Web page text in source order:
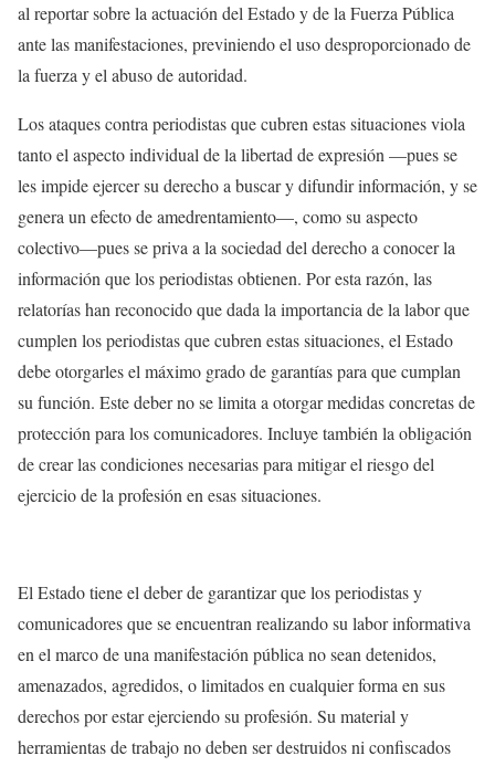
al reportar sobre la actuación del Estado y de la Fuerza Pública
ante las manifestaciones, previniendo el uso desproporcionado de
la fuerza y el abuso de autoridad.
Los ataques contra periodistas que cubren estas situaciones viola
tanto el aspecto individual de la libertad de expresión —pues se
les impide ejercer su derecho a buscar y difundir información, y se
genera un efecto de amedrentamiento—, como su aspecto
colectivo—pues se priva a la sociedad del derecho a conocer la
información que los periodistas obtienen. Por esta razón, las
relatorías han reconocido que dada la importancia de la labor que
cumplen los periodistas que cubren estas situaciones, el Estado
debe otorgarles el máximo grado de garantías para que cumplan
su función. Este deber no se limita a otorgar medidas concretas de
protección para los comunicadores. Incluye también la obligación
de crear las condiciones necesarias para mitigar el riesgo del
ejercicio de la profesión en esas situaciones.
El Estado tiene el deber de garantizar que los periodistas y
comunicadores que se encuentran realizando su labor informativa
en el marco de una manifestación pública no sean detenidos,
amenazados, agredidos, o limitados en cualquier forma en sus
derechos por estar ejerciendo su profesión. Su material y
herramientas de trabajo no deben ser destruidos ni confiscados